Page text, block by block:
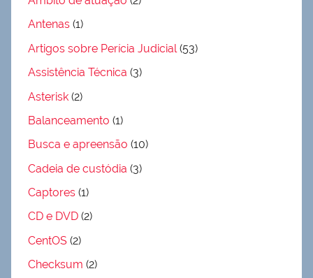
Antenas (1)
Artigos sobre Perícia Judicial (53)
Assistência Técnica (3)
Asterisk (2)
Balanceamento (1)
Busca e apreensão (10)
Cadeia de custódia (3)
Captores (1)
CD e DVD (2)
CentOS (2)
Checksum (2)